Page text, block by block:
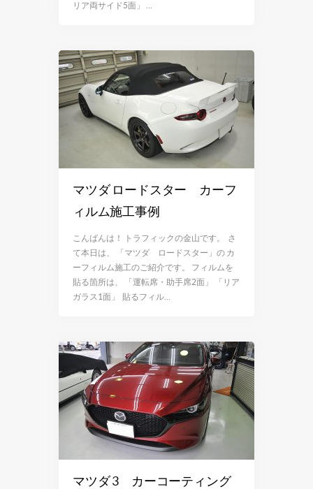
リア両サイド5面」 …
マツダ ロードスター カーフ
ィルム施工事例
こんばんは！ トラフィックの金山です。 さ
て本日は、 「マツダ ロードスター」の カ
ーフィルム施工のご紹介です。 フィルムを
貼る箇所は、 「運転席・助手席2面」 「リア
ガラス1面」 貼るフィル…
マツダ 3 カーコーティング